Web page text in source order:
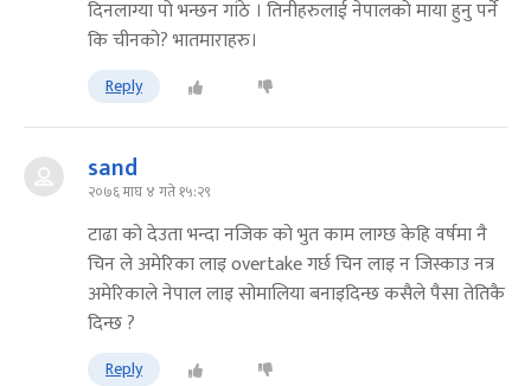
दिनलाग्या पो भन्छन गांठे । तिनीहरुलाई नेपालको माया हुनु पर्ने
कि चीनको? भातमाराहरु।
Reply
sand
२०७६ माघ ४ गते १५:२९
टाढा को देउता भन्दा नजिक को भुत काम लाग्छ केहि वर्षमा नै
चिन ले अमेरिका लाइ overtake गर्छ चिन लाइ न जिस्काउ नत्र
अमेरिकाले नेपाल लाइ सोमालिया बनाइदिन्छ कसैले पैसा तेतिकै
दिन्छ ?
Reply